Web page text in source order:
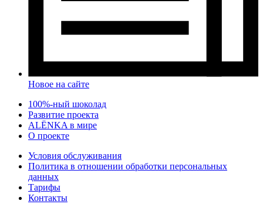
Новое на сайте
100%-ный шоколад
Развитие проекта
ALЁNKA в мире
О проекте
Условия обслуживания
Политика в отношении обработки персональных
данных
Тарифы
Контакты